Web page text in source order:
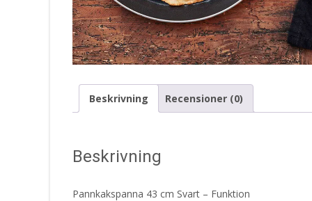
Beskrivning Recensioner (0)
Beskrivning
Pannkakspanna 43 cm Svart – Funktion